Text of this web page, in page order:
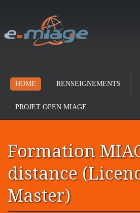
HOME RENSEIGNEMENTS
PROJET OPEN MIAGE
Formation
distance
Master)